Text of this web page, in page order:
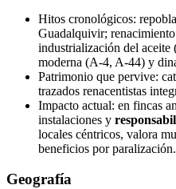
Hitos cronológicos:
Guadalquivir;
industrialización del
moderna (A‑4, A‑44) y
Patrimonio que pervive:
trazados renacentistas
Impacto actual: en fincas
instalaciones y
locales céntricos, valora
beneficios por paralización.
Geografía